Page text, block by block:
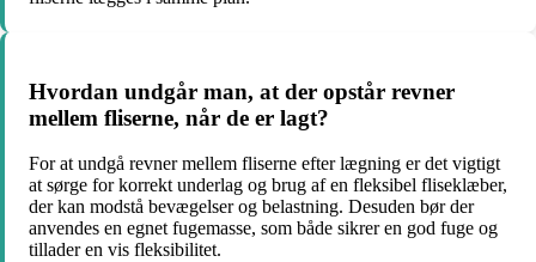
Hvordan undgår man, at der opstår revner
mellem fliserne, når de er lagt?
For at undgå revner mellem fliserne efter lægning er det vigtigt
at sørge for korrekt underlag og brug af en fleksibel fliseklæber,
der kan modstå bevægelser og belastning. Desuden bør der
anvendes en egnet fugemasse, som både sikrer en god fuge og
tillader en vis fleksibilitet.